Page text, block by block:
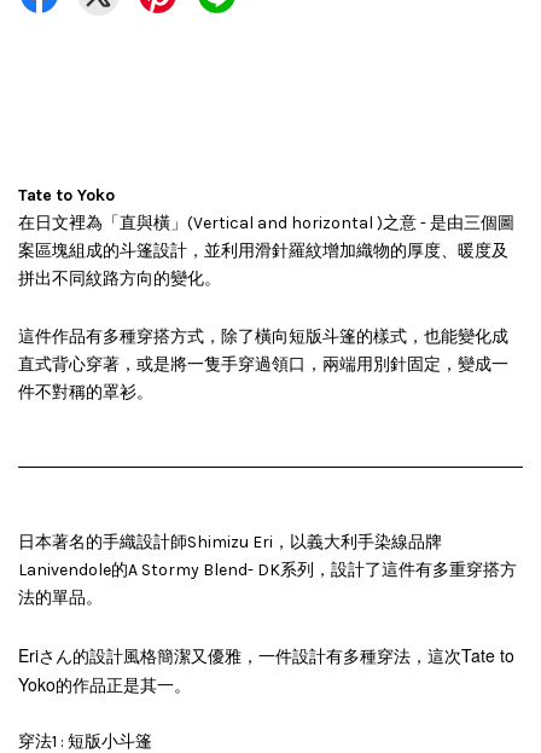
Tate to Yoko
在日文裡為「直與橫」(Vertical and horizontal )之意 - 是由三個圖
案區塊組成的斗篷設計，並利用滑針羅紋增加織物的厚度、暖度及
拼出不同紋路方向的變化。
這件作品有多種穿搭方式，除了橫向短版斗篷的樣式，也能變化成
直式背心穿著，或是將一隻手穿過領口，兩端用別針固定，變成一
件不對稱的罩衫。
日本著名的手織設計師Shimizu Eri，以義大利手染線品牌
Lanivendole的A Stormy Blend- DK系列，設計了這件有多重穿搭方
法的單品。
Eriさん的設計風格簡潔又優雅，一件設計有多種穿法，這次Tate to
Yoko的作品正是其一。
穿法1 : 短版小斗篷